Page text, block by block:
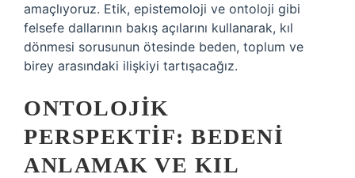
amaçlıyoruz. Etik, epistemoloji ve ontoloji gibi
felsefe dallarının bakış açılarını kullanarak, kıl
dönmesi sorusunun ötesinde beden, toplum ve
birey arasındaki ilişkiyi tartışacağız.
ONTOLOJIK
PERSPEKTIF: BEDENI
ANLAMAK VE KIL